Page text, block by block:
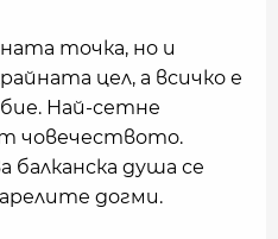
точка, но и
цел, а всичко е
Най-сетне
човечеството.
душа се
догми.